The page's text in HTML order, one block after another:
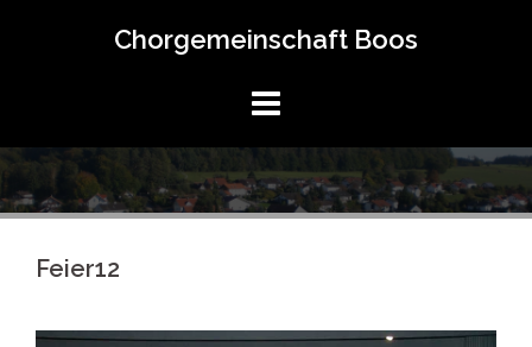
Chorgemeinschaft Boos
Feier12